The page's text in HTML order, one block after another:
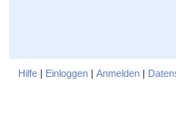
Hilfe | Einloggen | Anmelden |